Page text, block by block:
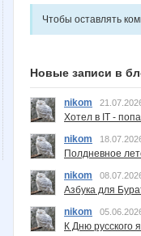
Чтобы оставлять
Новые записи в
nikom
Хотел в IT -
nikom
Полдневное
nikom
Азбука для
nikom
К Дню русского